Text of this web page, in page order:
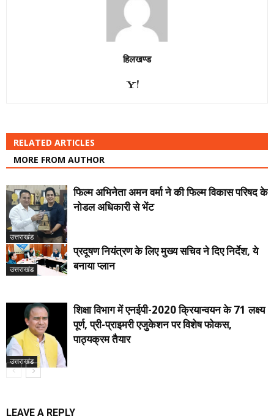
हिलखण्ड
RELATED ARTICLES
MORE FROM AUTHOR
उत्तराखंड
फिल्म अभिनेता अमन वर्मा ने की फिल्म विकास परिषद के
नोडल अधिकारी से भेंट
उत्तराखंड
प्रदूषण नियंत्रण के लिए मुख्य सचिव ने दिए निर्देश, ये
बनाया प्लान
उत्तराखंड
शिक्षा विभाग में एनईपी-2020 क्रियान्वयन के 71 लक्ष्य
पूर्ण, प्री-प्राइमरी एजुकेशन पर विशेष फोकस,
पाठ्यक्रम तैयार
LEAVE A REPLY